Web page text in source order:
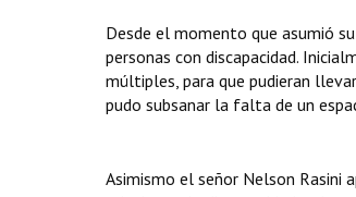
Desde el momento que asumió
personas con discapacidad.
múltiples, para que pudieran
pudo subsanar la falta de un
Asimismo el señor Nelson Rasini